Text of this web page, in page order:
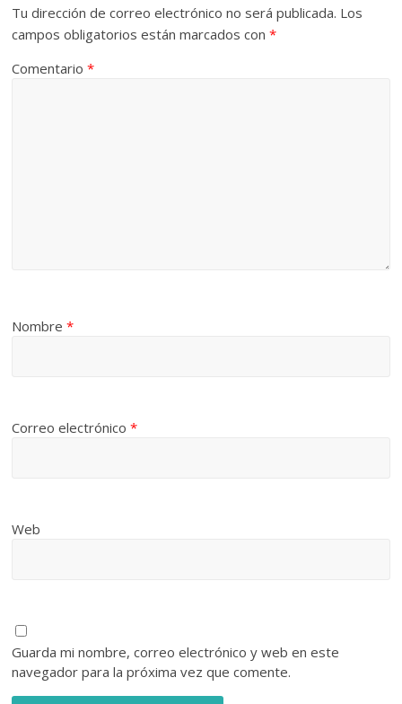
Tu dirección de correo electrónico no será publicada. Los
campos obligatorios están marcados con*
Comentario*
Nombre*
Correo electrónico*
Web
Guarda mi nombre, correo electrónico y web en este
navegador para la próxima vez que comente.